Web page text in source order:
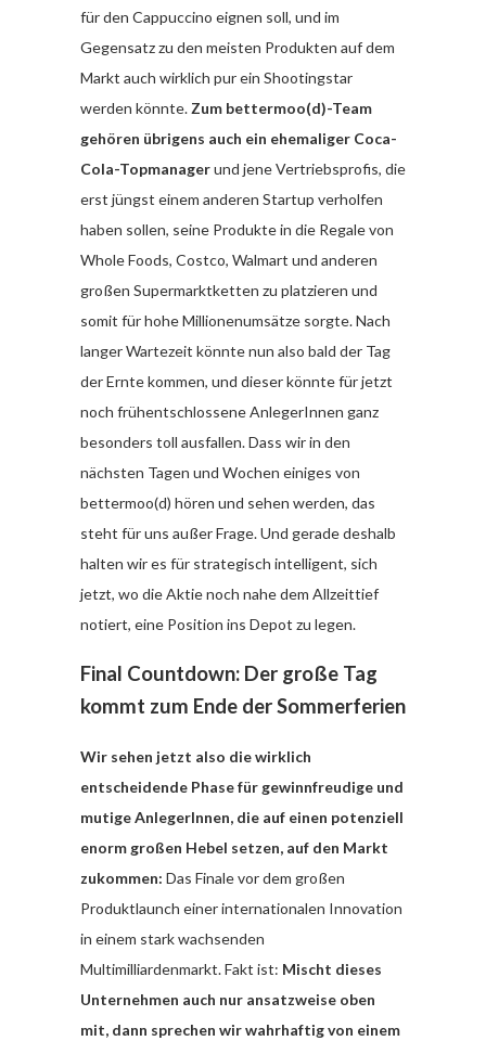
für den Cappuccino eignen soll, und im
Gegensatz zu den meisten Produkten auf dem
Markt auch wirklich pur ein Shootingstar
werden könnte. Zum bettermoo(d)-Team
gehören übrigens auch ein ehemaliger Coca-
Cola-Topmanagerund jene Vertriebsprofis, die
erst jüngst einem anderen Startup verholfen
haben sollen, seine Produkte in die Regale von
Whole Foods, Costco, Walmart und anderen
großen Supermarktketten zu platzieren und
somit für hohe Millionenumsätze sorgte. Nach
langer Wartezeit könnte nun also bald der Tag
der Ernte kommen, und dieser könnte für jetzt
noch frühentschlossene AnlegerInnen ganz
besonders toll ausfallen. Dass wir in den
nächsten Tagen und Wochen einiges von
bettermoo(d) hören und sehen werden, das
steht für uns außer Frage. Und gerade deshalb
halten wir es für strategisch intelligent, sich
jetzt, wo die Aktie noch nahe dem Allzeittief
notiert, eine Position ins Depot zu legen.
Final Countdown: Der große Tag
kommt zum Ende der Sommerferien
Wir sehen jetzt also die wirklich
entscheidende Phase für gewinnfreudige und
mutige AnlegerInnen, die auf einen potenziell
enorm großen Hebel setzen, auf den Markt
zukommen: Das Finale vor dem großen
Produktlaunch einer internationalen Innovation
in einem stark wachsenden
Multimilliardenmarkt. Fakt ist: Mischt dieses
Unternehmen auch nur ansatzweise oben
mit, dann sprechen wir wahrhaftig von einem